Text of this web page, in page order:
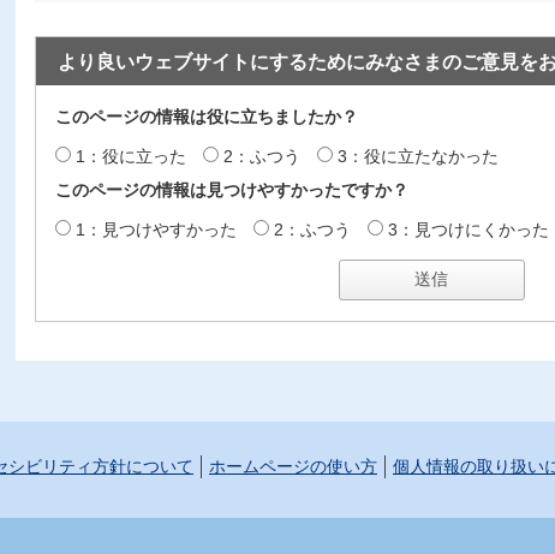
より良いウェブサイトにするためにみなさまのご意見を
このページの情報は役に立ちましたか？
1：役に立った 2：ふつう
3：役に立たなかった
このページの情報は見つけやすかったですか？
1：見つけやすかった 2：ふつう 3：見つけにくかった
シビリティ方針について ホームページの使い方 個人情報の取り扱い